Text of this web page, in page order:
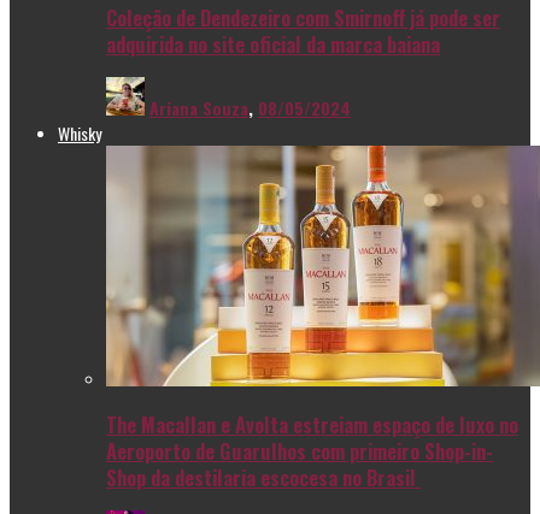
Coleção de Dendezeiro com Smirnoff já pode ser
adquirida no site oficial da marca baiana
Ariana Souza, 08/05/2024
Whisky
The Macallan e Avolta estreiam espaço de luxo no
Aeroporto de Guarulhos com primeiro Shop-in-
Shop da destilaria escocesa no Brasil